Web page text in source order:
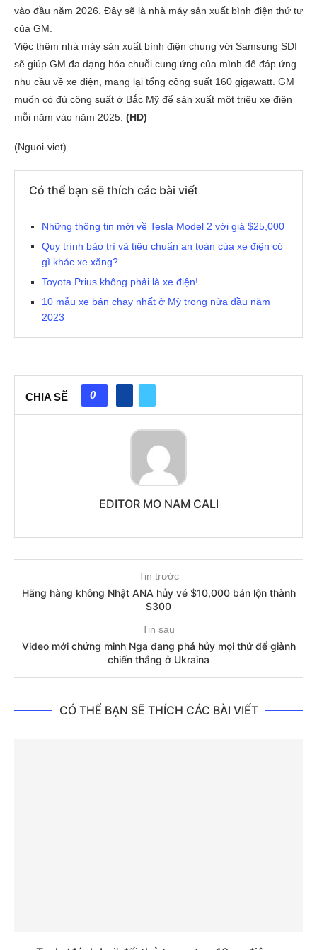
vào đầu năm 2026. Đây sẽ là nhà máy sản xuất bình điện thứ tư
của GM.
Việc thêm nhà máy sản xuất bình điện chung với Samsung SDI
sẽ giúp GM đa dạng hóa chuỗi cung ứng của mình để đáp ứng
nhu cầu về xe điện, mang lại tổng công suất 160 gigawatt. GM
muốn có đủ công suất ở Bắc Mỹ để sản xuất một triệu xe điện
mỗi năm vào năm 2025. (HD)
(Nguoi-viet)
Có thể bạn sẽ thích các bài viết
Những thông tin mới về Tesla Model 2 với giá $25,000
Quy trình bảo trì và tiêu chuẩn an toàn của xe điện có
gì khác xe xăng?
Toyota Prius không phải là xe điện!
10 mẫu xe bán chạy nhất ở Mỹ trong nửa đầu năm
2023
CHIA SẼ 0
EDITOR MO NAM CALI
Tin trước
Hãng hàng không Nhật ANA hủy vé $10,000 bán lộn thành
$300
Tin sau
Video mới chứng minh Nga đang phá hủy mọi thứ để giành
chiến thắng ở Ukraina
CÓ THỂ BẠN SẼ THÍCH CÁC BÀI VIẾT